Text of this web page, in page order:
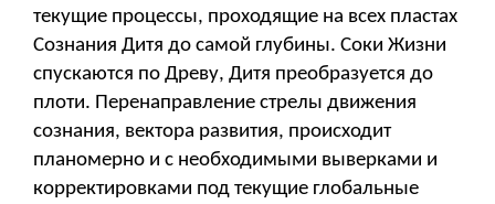
текущие процессы, проходящие на всех пластах
Сознания Дитя до самой глубины. Соки Жизни
спускаются по Древу, Дитя преобразуется до
плоти. Перенаправление стрелы движения
сознания, вектора развития, происходит
планомерно и с необходимыми выверками и
корректировками под текущие глобальные